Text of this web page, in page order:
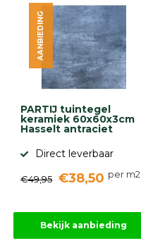
bestrating
Trommelstenen
Wildverband
bestrating
Muurelementen
Straatklinkers
Opsluitbanden
Betonbanden
Palissades
Halfverharding
Afwatering
PARTIJ tuintegel
keramiek 60x60x3cm
Hasselt antraciet
Direct leverbaar
€49,95 €38,50 per m2
AANBIEDING
Bekijk aanbieding